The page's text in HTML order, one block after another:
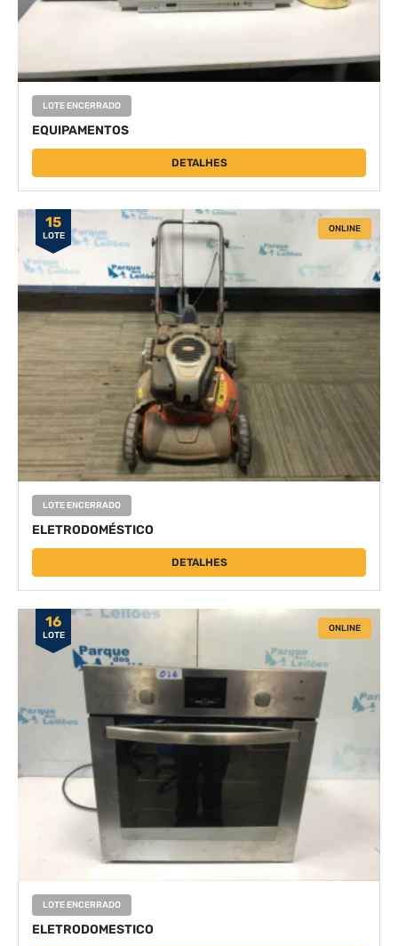
LOTE ENCERRADO
EQUIPAMENTOS
DETALHES
15
LOTE
ONLINE
LOTE ENCERRADO
ELETRODOMÉSTICO
DETALHES
16
LOTE
ONLINE
LOTE ENCERRADO
ELETRODOMESTICO